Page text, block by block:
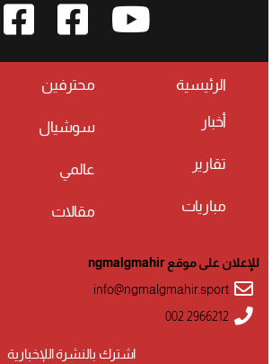
الرئيسية
أخبار
تقارير
مباريات
محترفين
سوشيال
عالمي
مقالات
اشترك بالنشرة اللإخبارية
للإعلان على موقع ngmalgmahir
info@ngmalgmahir.sport
002 2966212